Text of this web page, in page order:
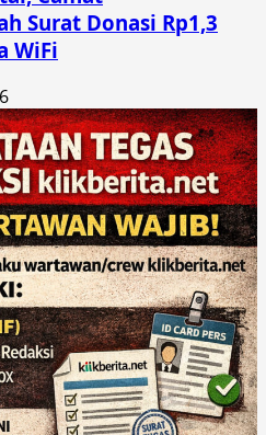
Surat Donasi Rp1,3
WiFi